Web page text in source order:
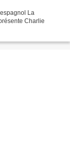
La
Charlie